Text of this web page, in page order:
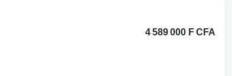
4 589 000 F CFA